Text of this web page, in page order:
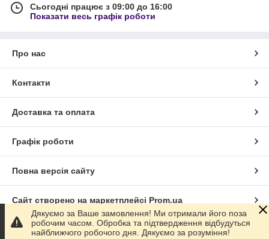
Сьогодні працює з 09:00 до 16:00
Показати весь графік роботи
Про нас
Контакти
Доставка та оплата
Графік роботи
Повна версія сайту
Сайт створено на маркетплейсі Prom.ua
Політика конфіденційності
Дякуємо за Ваше замовлення! Ми отримали його поза
робочим часом. Обробка та підтвердження відбудуться
найближчого робочого дня. Дякуємо за розуміння!